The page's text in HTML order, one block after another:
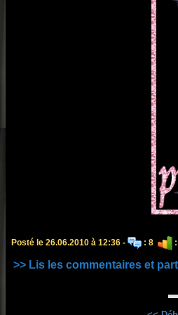
Posté le 26.06.2010 à 12:36 - : 8
>> Lis les commentaires et